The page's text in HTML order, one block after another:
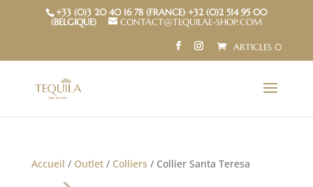
+33 (0)3 20 40 16 78 (FRANCE) +32 (0)2 514 95 00
(BELGIQUE)
CONTACT@TEQUILAE-SHOP.COM
ARTICLES 0
Accueil / Outlet/ Colliers / Collier Santa Teresa